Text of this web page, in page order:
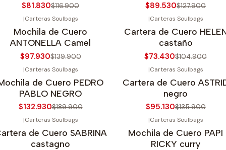
$81.830$116.900 $89.530$127.900
|Carteras Soulbags
Mochila de Cuero
ANTONELLA Camel
$97.930$139.900
|Carteras Soulbags
Cartera de Cuero
castaño
$73.430$104.900
|Carteras Soulbags
de Cuero PEDRO
PABLO NEGRO
$132.930$189.900
|Carteras Soulbags
Cartera de Cuero
negro
$95.130$135.900
|Carteras Soulbags
de Cuero SABRINA
castagno
|Carteras Soulbags
Mochila de Cuero PAPI
RICKY curry